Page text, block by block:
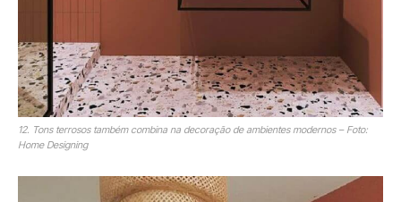
12. Tons terrosos também combina na decoração de ambientes modernos – Foto:
Home Designing